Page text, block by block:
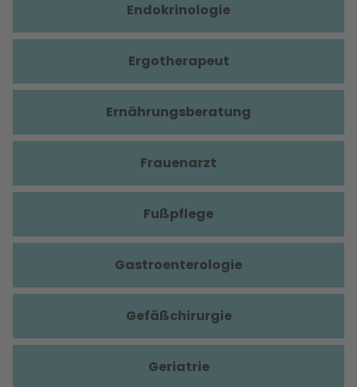
Endokrinologie
Ergotherapeut
Ernährungsberatung
Frauenarzt
Fußpflege
Gastroenterologie
Gefäßchirurgie
Geriatrie